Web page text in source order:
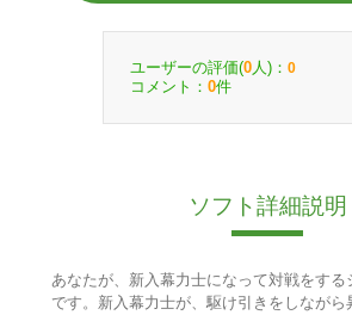
ユーザーの評価(0 人)： 0
コメント： 0件
ソフト詳細説明
あなたが、新入幕力士になって対戦をする
です。新入幕力士が、駆け引きをしながら